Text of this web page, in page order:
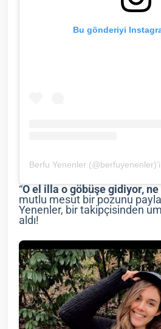
Bu gönderiyi
“O el illa o göbüşe gidiyor, ne
mutlu mesut bir pozunu
Yenenler, bir takipçisinden
aldı!